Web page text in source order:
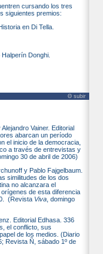
cursando los tres
siguientes premios:
en Di Tella.
Donghi.
Θ subir
Vainer. Editorial
abarcan un período
el inicio de la democracia,
a través de entrevistas y
30 de abril de 2006)
y Pablo Fajgelbaum.
similitudes de los dos
no alcanzara el
de esta diferencia
(Revista Viva , domingo
Editorial Edhasa. 336
el conflicto, sus
de los medios. (Diario
Revista Ñ, sábado 1º de